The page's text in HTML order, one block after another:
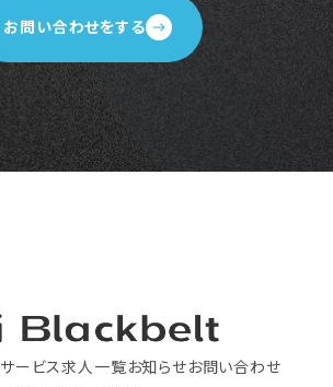
お問い合わせをする
サービス求人一覧お知らせお問い合わせ